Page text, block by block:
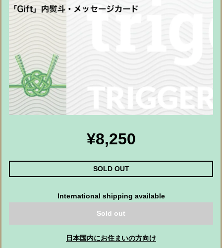
¥8,250
SOLD OUT
International shipping available
Sold out
日本国内にお住まいの方向け